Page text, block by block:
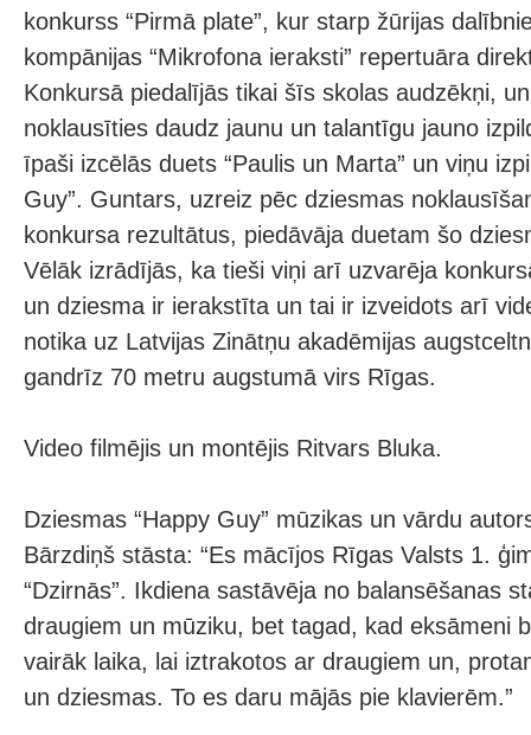
konkurss “Pirmā plate”, kur starp žūrijas
kompānijas “Mikrofona ieraksti” repertuāra
Konkursā piedalījās tikai šīs skolas audzēkņi,
noklausīties daudz jaunu un talantīgu jauno
īpaši izcēlās duets “Paulis un Marta” un viņu
Guy”. Guntars, uzreiz pēc dziesmas
konkursa rezultātus, piedāvāja duetam šo
Vēlāk izrādījās, ka tieši viņi arī uzvarēja
un dziesma ir ierakstīta un tai ir izveidots arī
notika uz Latvijas Zinātņu akadēmijas
gandrīz 70 metru augstumā virs Rīgas.
Video filmējis un montējis Ritvars Bluka.
Dziesmas “Happy Guy” mūzikas un vārdu
Bārzdiņš stāsta: “Es mācījos Rīgas Valsts 1.
“Dzirnās”. Ikdiena sastāvēja no balansēšanas
draugiem un mūziku, bet tagad, kad eksāmeni
vairāk laika, lai iztrakotos ar draugiem un,
un dziesmas. To es daru mājās pie klavierēm.”